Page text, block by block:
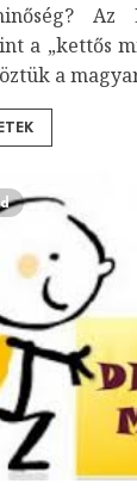
Az
a „kettős
a